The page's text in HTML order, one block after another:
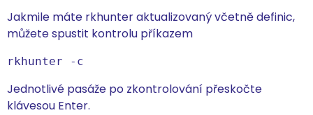
Jakmile máte rkhunter aktualizovaný včetně definic,
můžete spustit kontrolu příkazem
rkhunter -c
Jednotlivé pasáže po zkontrolování přeskočte
klávesou Enter.